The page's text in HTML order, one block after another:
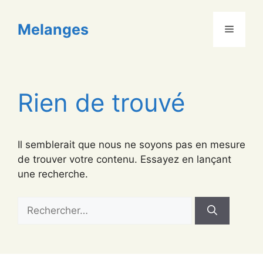
contenuMelanges Menu
Rien de trouvé
Il semblerait que nous ne soyons pas en mesure
de trouver votre contenu. Essayez en lançant
une recherche.